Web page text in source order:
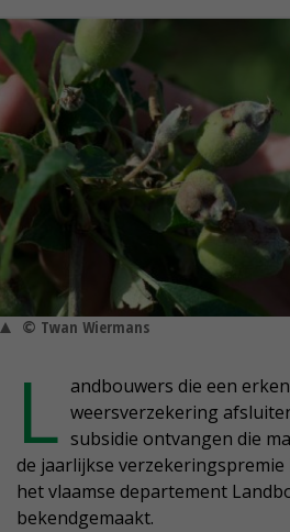
© Twan Wiermans
L andbouwers die een
weersverzekering
subsidie ontvangen die
de jaarlijkse
het vlaamse departement
bekendgemaakt.